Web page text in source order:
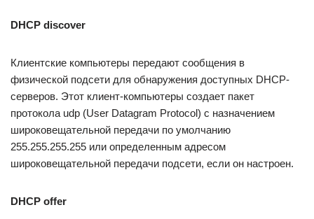
DHCP discover
Клиентские компьютеры передают сообщения в
физической подсети для обнаружения доступных DHCP-
серверов. Этот клиент-компьютеры создает пакет
протокола udp (User Datagram Protocol) с назначением
широковещательной передачи по умолчанию
255.255.255.255 или определенным адресом
широковещательной передачи подсети, если он настроен.
DHCP offer